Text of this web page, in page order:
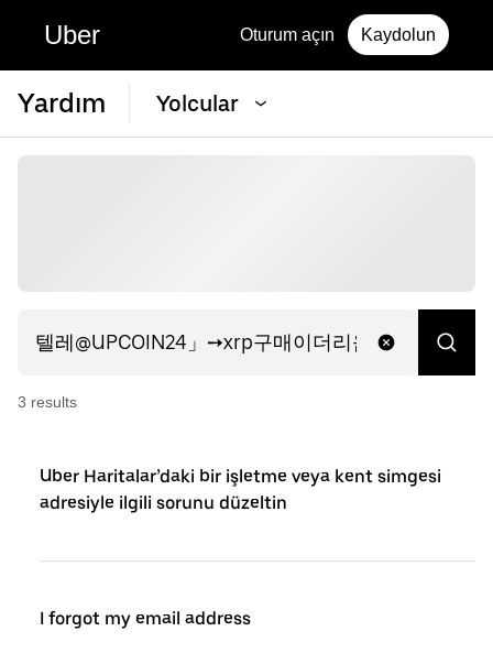
Uber Oturum açın Kaydolun
Yardım Yolcular
3 results
Uber Haritalar’daki bir işletme veya kent simgesi
adresiyle ilgili sorunu düzeltin
I forgot my email address